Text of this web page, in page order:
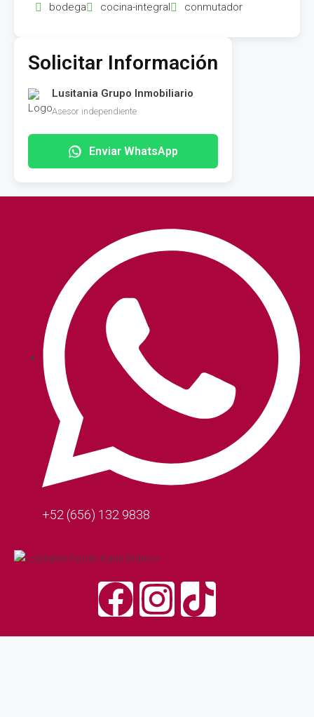
bodega cocina-integral conmutador
Solicitar Información
Lusitania Grupo Inmobiliario
Asesor independiente
Enviar WhatsApp
+52 (656) 132 9838